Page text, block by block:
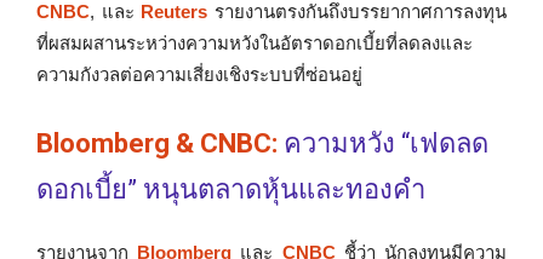
CNBC, และ Reuters รายงานตรงกันถึงบรรยากาศการลงทุน
ที่ผสมผสานระหว่างความหวังในอัตราดอกเบี้ยที่ลดลงและ
ความกังวลต่อความเสี่ยงเชิงระบบที่ซ่อนอยู่
Bloomberg & CNBC: ความหวัง “เฟดลด
ดอกเบี้ย” หนุนตลาดหุ้นและทองคำ
รายงานจาก Bloomberg และ CNBCชี้ว่า นักลงทุนมีความ